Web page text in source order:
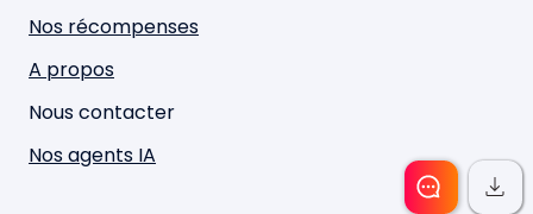
Nos agents IA
A propos
Nos récompenses
Nous contacter